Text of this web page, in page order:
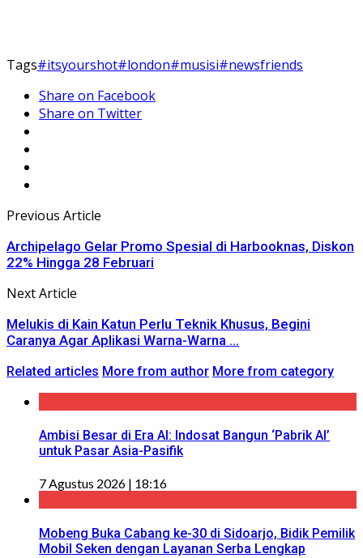
Tags#itsyourshot#london#musisi#newsfriends
Share on Facebook
Share on Twitter
Previous Article
Archipelago Gelar Promo Spesial di Harbooknas, Diskon
22% Hingga 28 Februari
Next Article
Melukis di Kain Katun Perlu Teknik Khusus, Begini
Caranya Agar Aplikasi Warna-Warna ...
Related articles More from author More from category
Ambisi Besar di Era AI: Indosat Bangun ‘Pabrik AI’
untuk Pasar Asia-Pasifik
7 Agustus 2026 | 18:16
Mobeng Buka Cabang ke-30 di Sidoarjo, Bidik Pemilik
Mobil Seken dengan Layanan Serba Lengkap